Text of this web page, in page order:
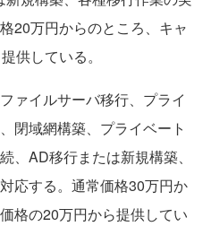
20万円からのところ、キャ
供している。
ァイルサーバ移行、プライ
閉域網構築、プライベート
、AD移行または新規構築、
応する。通常価格30万円か
格の20万円から提供してい